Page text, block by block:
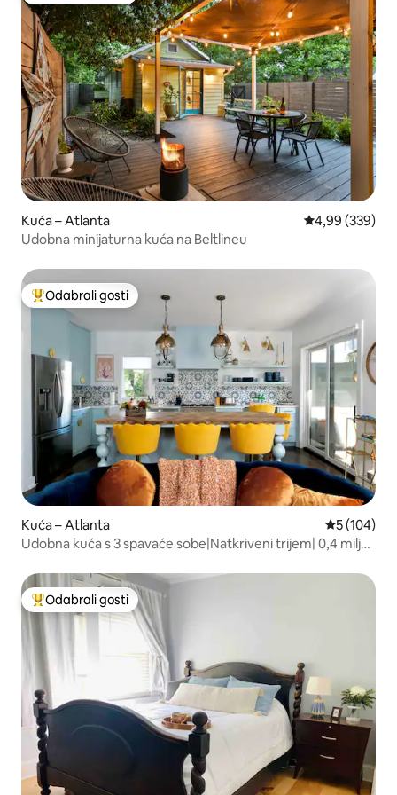
Kuća – Atlanta Prosječna
4,99 (339)
Udobna minijaturna kuća na Beltlineu
Među najviše rangiranima s oznakom „Odabrali gosti”
Odabrali gosti
Kuća – Atlanta Prosječna
5 (104)
Udobna kuća s 3 spavaće sobe|Natkriveni trijem| 0,4 milje
Među najviše rangiranima s oznakom „Odabrali gosti”
Odabrali gosti